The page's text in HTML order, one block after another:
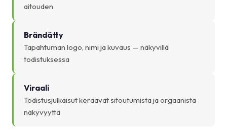
aitouden
Brändätty
Tapahtuman logo, nimi ja kuvaus — näkyvillä
todistuksessa
Viraali
Todistusjulkaisut keräävät sitoutumista ja orgaanista
näkyvyyttä